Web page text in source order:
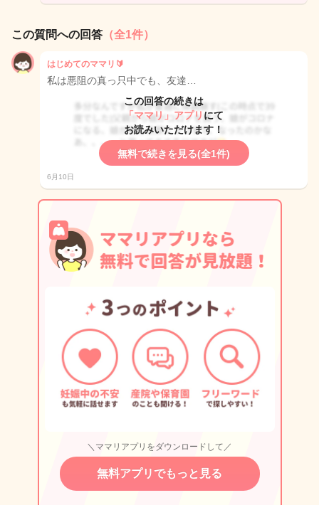
この質問への回答 （全1件）
はじめてのママリ🔰
私は悪阻の真っ只中でも、友達…
この回答の続きは
「ママリ」アプリ にて
お読みいただけます！
無料で続きを見る(全1件)
6月10日
＼ママリアプリをダウンロードして／
無料アプリでもっと見る